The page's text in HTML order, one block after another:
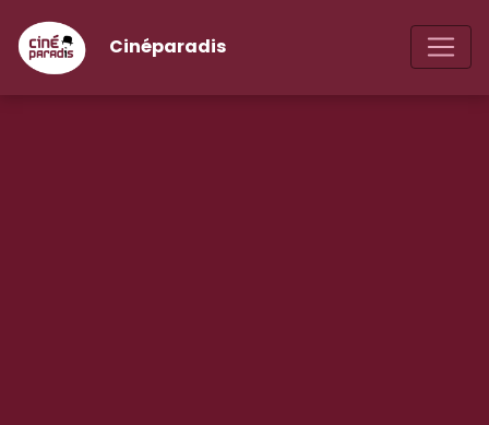
Cinéparadis